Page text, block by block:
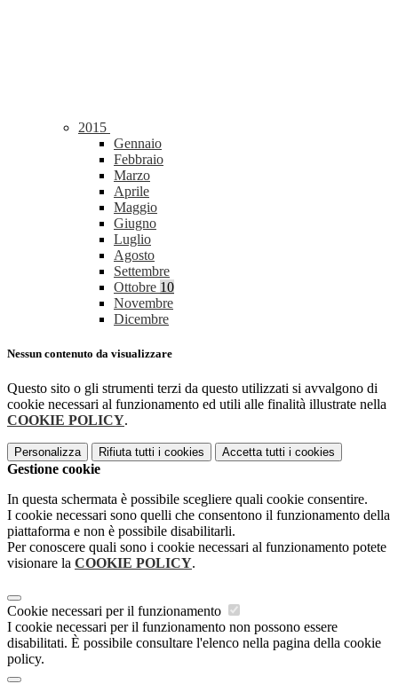
2015
Gennaio
Febbraio
Marzo
Aprile
Maggio
Giugno
Luglio
Agosto
Settembre
Ottobre 10
Novembre
Dicembre
Nessun contenuto da visualizzare
Questo sito o gli strumenti terzi da questo utilizzati si avvalgono di
cookie necessari al funzionamento ed utili alle finalità illustrate nella
COOKIE POLICY.
Personalizza Rifiuta tutti i cookies Accetta tutti i cookies
Gestione cookie
In questa schermata è possibile scegliere quali cookie consentire.
I cookie necessari sono quelli che consentono il funzionamento della
piattaforma e non è possibile disabilitarli.
Per conoscere quali sono i cookie necessari al funzionamento potete
visionare la COOKIE POLICY.
Cookie necessari per il funzionamento
I cookie necessari per il funzionamento non possono essere
disabilitati. È possibile consultare l'elenco nella pagina della cookie
policy.